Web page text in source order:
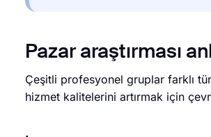
Pazar araştırması
Çeşitli profesyonel gruplar farklı
hizmet kalitelerini artırmak için